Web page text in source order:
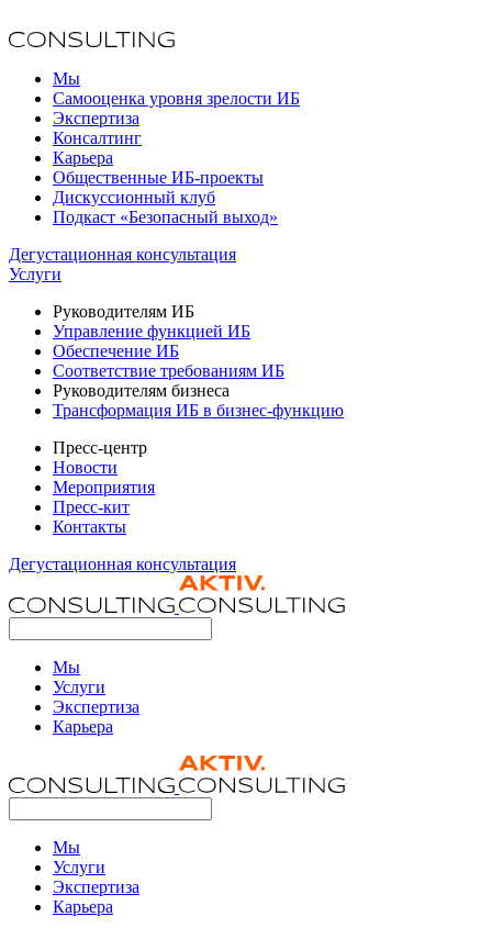
Мы
Самооценка уровня зрелости ИБ
Экспертиза
Консалтинг
Карьера
Общественные ИБ-проекты
Дискуссионный клуб
Подкаст «Безопасный выход»
Дегустационная консультация
Услуги
Руководителям ИБ
Управление функцией ИБ
Обеспечение ИБ
Соответствие требованиям ИБ
Руководителям бизнеса
Трансформация ИБ в бизнес-функцию
Пресс-центр
Новости
Мероприятия
Пресс-кит
Контакты
Дегустационная консультация
Мы
Услуги
Экспертиза
Карьера
Мы
Услуги
Экспертиза
Карьера